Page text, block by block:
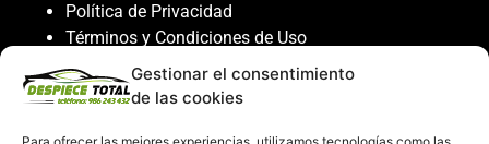
Gestionar el consentimiento
de las cookies
Política de Privacidad
Términos y Condiciones de Uso
Política de Cookies
Servicio al cliente